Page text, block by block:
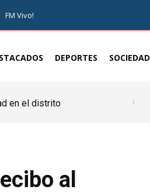
FM Vivo!
DEPORTES SOCIEDAD
en el distrito
al